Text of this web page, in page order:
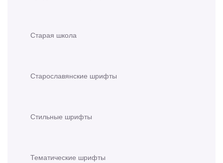
Старая школа
Старославянские шрифты
Стильные шрифты
Тематические шрифты